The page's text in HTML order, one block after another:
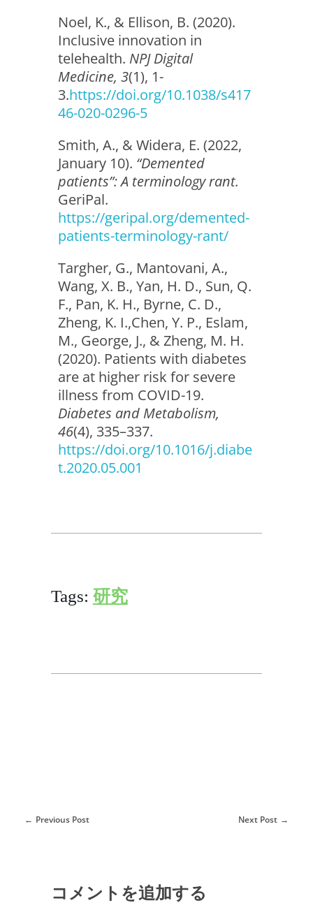
Noel, K., & Ellison, B. (2020).
Inclusive innovation in
telehealth. NPJ Digital
Medicine, 3(1), 1-
3.https://doi.org/10.1038/s417
46-020-0296-5
Smith, A., & Widera, E. (2022,
January 10). “Demented
patients”: A terminology rant.
GeriPal.
https://geripal.org/demented-
patients-terminology-rant/
Targher, G., Mantovani, A.,
Wang, X. B., Yan, H. D., Sun, Q.
F., Pan, K. H., Byrne, C. D.,
Zheng, K. I.,Chen, Y. P., Eslam,
M., George, J., & Zheng, M. H.
(2020). Patients with diabetes
are at higher risk for severe
illness from COVID-19.
Diabetes and Metabolism,
46(4), 335–337.
https://doi.org/10.1016/j.diabe
t.2020.05.001
Tags: 研究
Previous Post Next Post
コメントを追加する